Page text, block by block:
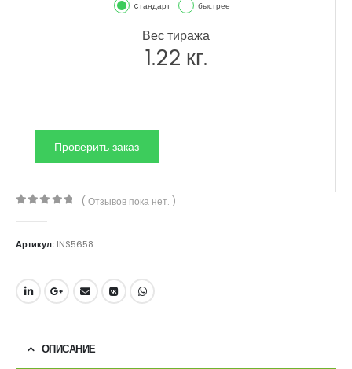
cтандарт быстрее
Вес тиража
1.22 кг.
( Отзывов пока нет. )
Артикул: INS5658
ОПИСАНИЕ